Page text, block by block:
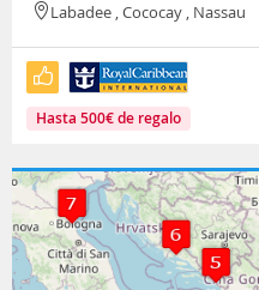
Labadee , Cococay , Nassau
Hasta 500€de regalo